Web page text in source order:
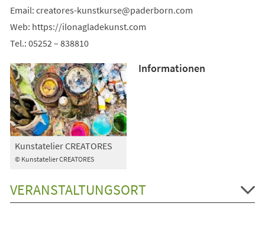
Email: creatores-kunstkurse paderborn com
Web: https://ilonagladekunst.com
Tel.: 05252 – 838810
© Kunstatelier CREATORES
Kunstatelier CREATORES
Informationen
VERANSTALTUNGSORT